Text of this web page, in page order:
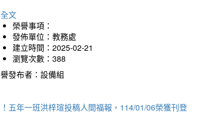
文
榮譽事項：
發佈單位：教務處
建立時間：2025-02-21
瀏覽次數：388
發布者：設備組
五年一班洪梓瑄投稿人間福報，114/01/06榮獲刊登